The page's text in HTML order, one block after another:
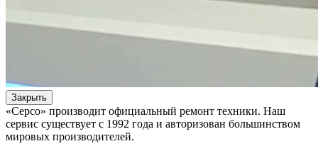
Закрыть
«Серсо» производит официальный ремонт техники. Наш
сервис существует с 1992 года и авторизован большинством
мировых производителей.